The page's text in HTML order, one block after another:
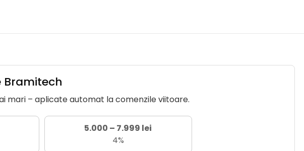
Bramitech
mari – aplicate automat la comenzile viitoare.
5.000 – 7.999 lei
4%